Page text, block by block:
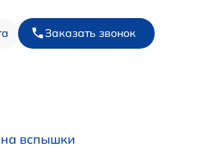
Заказать звонок
вспышки